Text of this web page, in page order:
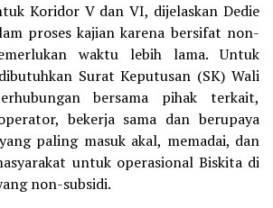
Koridor V dan VI, dijelaskan Dedie
proses kajian karena bersifat non-
waktu lebih lama. Untuk
Surat Keputusan (SK) Wali
bersama pihak terkait,
bekerja sama dan berupaya
paling masuk akal, memadai, dan
untuk operasional Biskita di
non-subsidi.